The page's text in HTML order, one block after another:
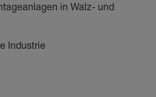
in Walz- und
Industrie